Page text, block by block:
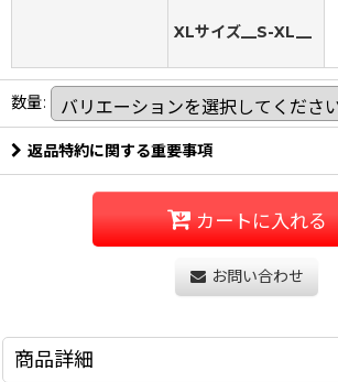
XLサイズ__S-XL__
数量:
返品特約に関する重要事項
カートに入れる
お問い合わせ
商品詳細